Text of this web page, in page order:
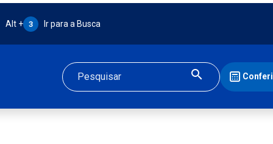
Atalho Alt + 3:
Alt + 3 Ir para a Busca
Buscar